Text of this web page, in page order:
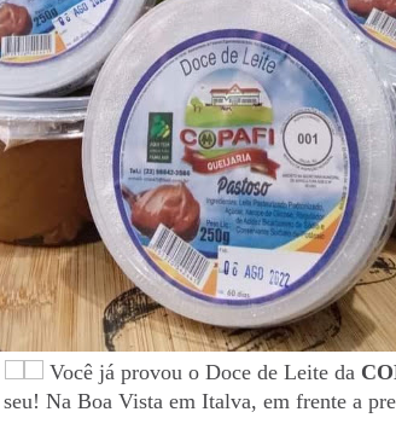
Você já provou o Doce de Leite da
seu! Na Boa Vista em Italva, em frente a